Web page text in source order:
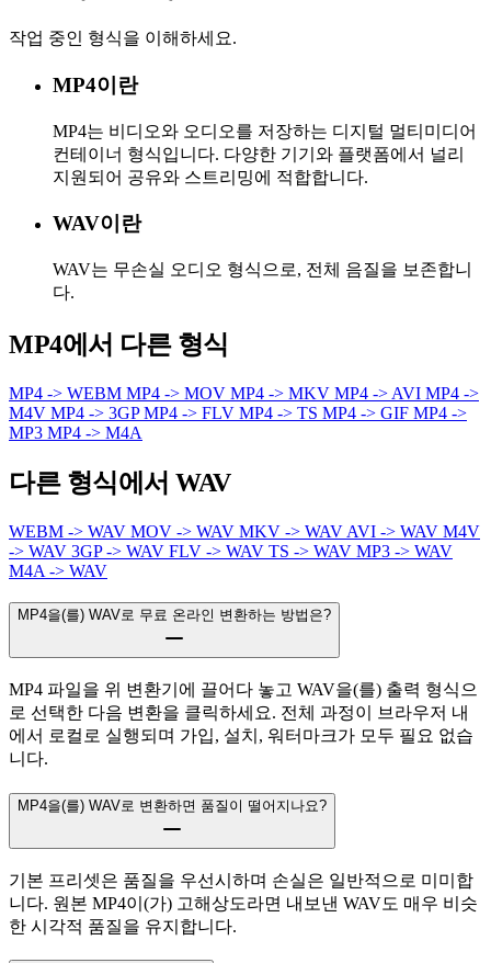
작업 중인 형식을 이해하세요.
MP4이란
MP4는 비디오와 오디오를 저장하는 디지털 멀티미디어
컨테이너 형식입니다. 다양한 기기와 플랫폼에서 널리
지원되어 공유와 스트리밍에 적합합니다.
WAV이란
WAV는 무손실 오디오 형식으로, 전체 음질을 보존합니
다.
MP4에서 다른 형식
MP4 -> WEBM MP4 -> MOV MP4 -> MKV MP4 -> AVI MP4 ->
M4V MP4 -> 3GPMP4 -> FLV MP4 -> TS MP4 -> GIF MP4 ->
MP3 MP4 -> M4A
다른 형식에서 WAV
WEBM -> WAV MOV -> WAV MKV -> WAV AVI -> WAV M4V
-> WAV 3GP -> WAV FLV -> WAV TS -> WAV MP3 -> WAV
M4A -> WAV
MP4을(를) WAV로 무료 온라인 변환하는 방법은?
MP4 파일을 위 변환기에 끌어다 놓고 WAV을(를) 출력 형식으
로 선택한 다음 변환을 클릭하세요. 전체 과정이 브라우저 내
에서 로컬로 실행되며 가입, 설치, 워터마크가 모두 필요 없습
니다.
MP4을(를) WAV로 변환하면 품질이 떨어지나요?
기본 프리셋은 품질을 우선시하며 손실은 일반적으로 미미합
니다. 원본 MP4이(가) 고해상도라면 내보낸 WAV도 매우 비슷
한 시각적 품질을 유지합니다.